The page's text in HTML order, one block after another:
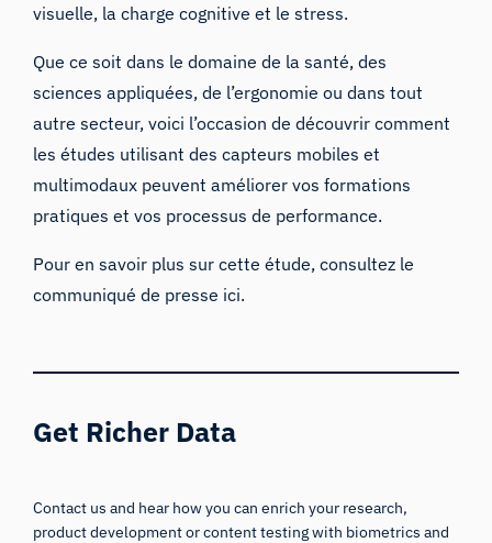
visuelle, la charge cognitive et le stress.
Que ce soit dans le domaine de la santé, des
sciences appliquées, de l’ergonomie ou dans tout
autre secteur, voici l’occasion de découvrir comment
les études utilisant des capteurs mobiles et
multimodaux peuvent améliorer vos formations
pratiques et vos processus de performance.
Pour en savoir plus sur cette étude, consultez le
communiqué de presse ici.
Get Richer Data
Contact us and hear how you can enrich your research,
product development or content testing with biometrics and